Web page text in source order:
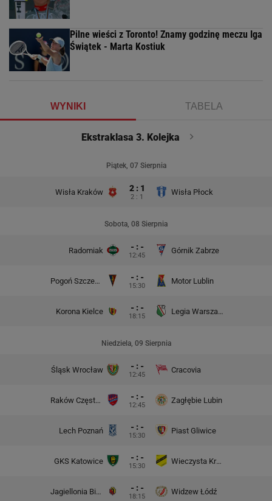
Pilne wieści z Toronto! Znamy godzinę meczu Iga
Świątek - Marta Kostiuk
WYNIKI TABELA
Ekstraklasa 3. Kolejka
Piątek, 07 Sierpnia
Wisła Kraków 2 : 1
2 : 1
Wisła Płock
Sobota, 08 Sierpnia
Radomiak - : -
12:45
Górnik Zabrze
Pogoń Szczecin - : -
15:30
Motor Lublin
Korona Kielce - : -
18:15
Legia Warszawa
Niedziela, 09 Sierpnia
Śląsk Wrocław - : -
12:45
Cracovia
Raków Częstochowa - : -
12:45
Zagłębie Lubin
Lech Poznań - : -
15:30
Piast Gliwice
GKS Katowice - : -
15:30
Wieczysta Kraków
Jagiellonia Białystok - : -
18:15
Widzew Łódź